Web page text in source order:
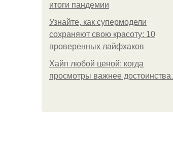
итоги пандемии
Узнайте, как супермодели
сохраняют свою красоту: 10
проверенных лайфхаков
Хайп любой ценой: когда
просмотры важнее достоинства.